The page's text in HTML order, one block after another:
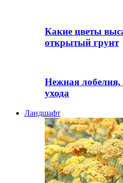
Какие цветы
открытый грунт
Нежная лобелия,
ухода
Ландшафт